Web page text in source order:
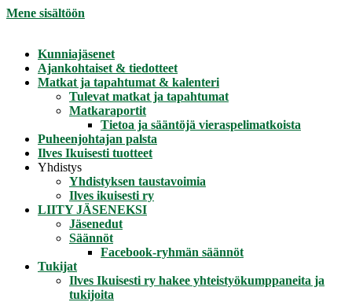
Mene sisältöön
Kunniajäsenet
Ajankohtaiset & tiedotteet
Matkat ja tapahtumat & kalenteri
Tulevat matkat ja tapahtumat
Matkaraportit
Tietoa ja sääntöjä vieraspelimatkoista
Puheenjohtajan palsta
Ilves Ikuisesti tuotteet
Yhdistys
Yhdistyksen taustavoimia
Ilves ikuisesti ry
LIITY JÄSENEKSI
Jäsenedut
Säännöt
Facebook-ryhmän säännöt
Tukijat
Ilves Ikuisesti ry hakee yhteistyökumppaneita ja
tukijoita